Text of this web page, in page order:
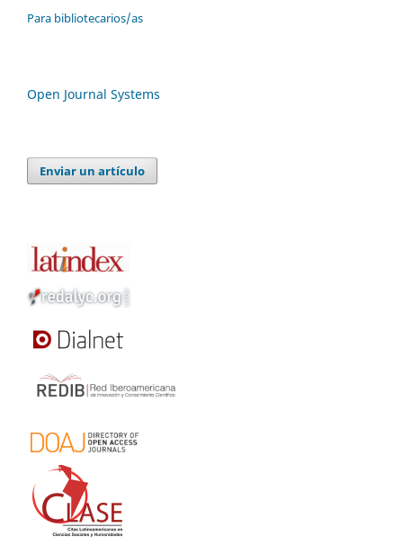
Para bibliotecarios/as
Open Journal Systems
Enviar un artículo